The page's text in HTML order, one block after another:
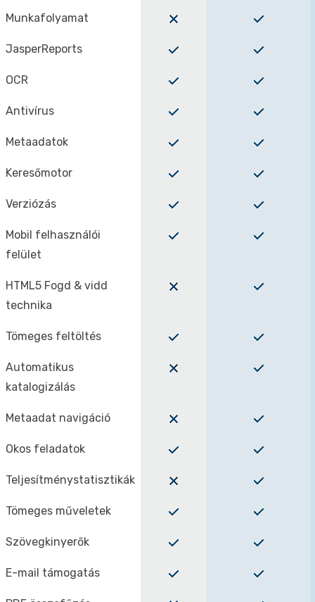
Munkafolyamat
JasperReports
OCR
Antivírus
Metaadatok
Keresőmotor
Verziózás
Mobil felhasználói
felület
HTML5 Fogd & vidd
technika
Tömeges feltöltés
Automatikus
katalogizálás
Metaadat navigáció
Okos feladatok
Teljesítménystatisztikák
Tömeges műveletek
Szövegkinyerők
E-mail támogatás